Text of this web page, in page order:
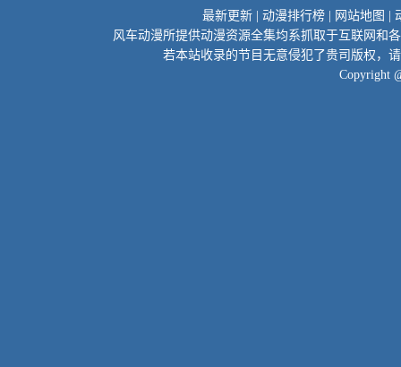
最新更新 动漫排行榜 网站地图
风车动漫所提供动漫资源全集均系抓取于互联网和
若本站收录的节目无意侵犯了贵司版权，
Copyright